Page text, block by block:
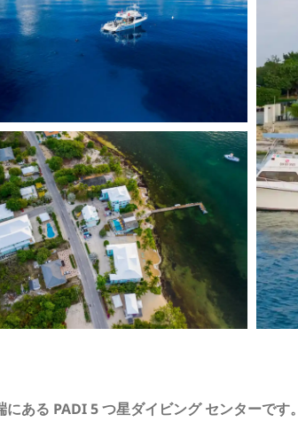
ある PADI 5 つ星ダイビング センターです